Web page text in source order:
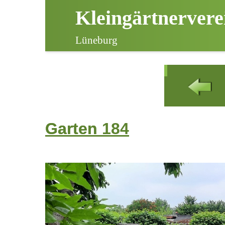
Garten
Lüneburg
Garten 184